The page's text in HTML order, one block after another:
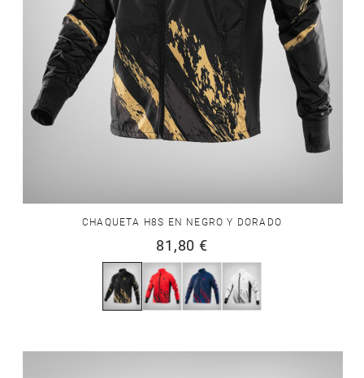
CHAQUETA H8S EN NEGRO Y DORADO
81,80 €